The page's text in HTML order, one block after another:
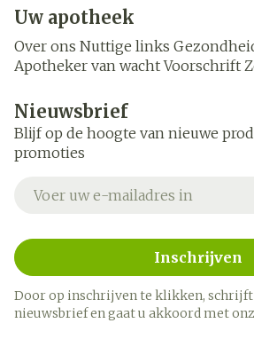
Uw apotheek
Over ons Nuttige links
Apotheker van wacht Voorschrift
Nieuwsbrief
Blijf op de hoogte van nieuwe
promoties
Inschrijven
Door op inschrijven te klikken, schrijft
nieuwsbrief en gaat u akkoord met